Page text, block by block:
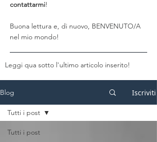
contattarmi!
Buona lettura e, di nuovo, BENVENUTO/A
nel mio mondo!
Leggi qua sotto l'ultimo articolo inserito!
Blog Iscriviti
Tutti i post
Tutti i post